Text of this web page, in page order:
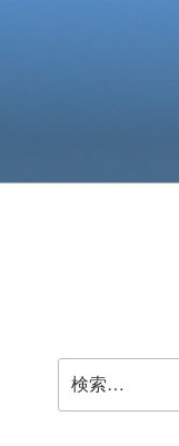
索: